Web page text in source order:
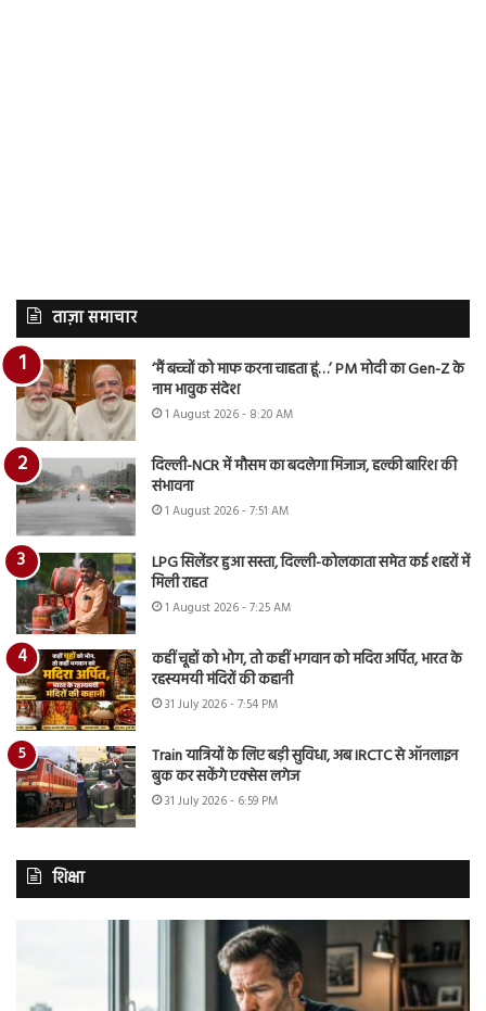
ताज़ा समाचार
‘मैं बच्चों को माफ करना चाहता हूं…’ PM मोदी का Gen-Z के
नाम भावुक संदेश
1 August 2026 - 8:20 AM
दिल्ली-NCR में मौसम का बदलेगा मिजाज, हल्की बारिश की
संभावना
1 August 2026 - 7:51 AM
LPG सिलेंडर हुआ सस्ता, दिल्ली-कोलकाता समेत कई शहरों में
मिली राहत
1 August 2026 - 7:25 AM
कहीं चूहों को भोग, तो कहीं भगवान को मदिरा अर्पित, भारत के
रहस्यमयी मंदिरों की कहानी
31 July 2026 - 7:54 PM
Train यात्रियों के लिए बड़ी सुविधा, अब IRCTC से ऑनलाइन
बुक कर सकेंगे एक्सेस लगेज
31 July 2026 - 6:59 PM
शिक्षा